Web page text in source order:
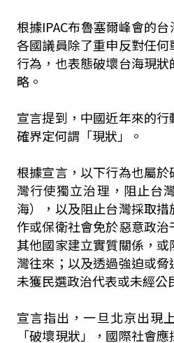
根據IPAC布魯塞爾峰會的
各國議員除了重申反對任
行為，也表態破壞台海現
略。
宣言提到，中國近年來的
確界定何謂「現狀」。
根據宣言，以下行為也屬
灣行使獨立治理，阻止台
海），以及阻止台灣採取
作或保衛社會免於惡意政
其他國家建立實質關係，
灣往來；以及透過強迫或
未獲民選政治代表或未經公
宣言指出，一旦北京出現
「破壞現狀」，國際社會